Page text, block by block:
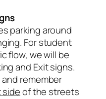
parking around
For student
flow, we will be
and Exit signs.
remember
sideof the streets